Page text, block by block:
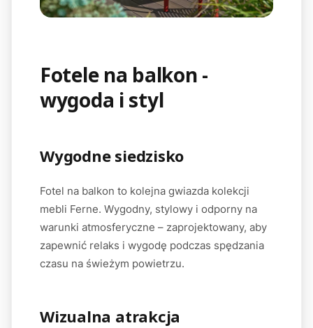
Fotele na balkon -
wygoda i styl
Wygodne siedzisko
Fotel na balkon to kolejna gwiazda kolekcji
mebli Ferne. Wygodny, stylowy i odporny na
warunki atmosferyczne – zaprojektowany, aby
zapewnić relaks i wygodę podczas spędzania
czasu na świeżym powietrzu.
Wizualna atrakcja